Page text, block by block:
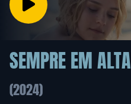
SEMPRE EM ALTA
(2024)